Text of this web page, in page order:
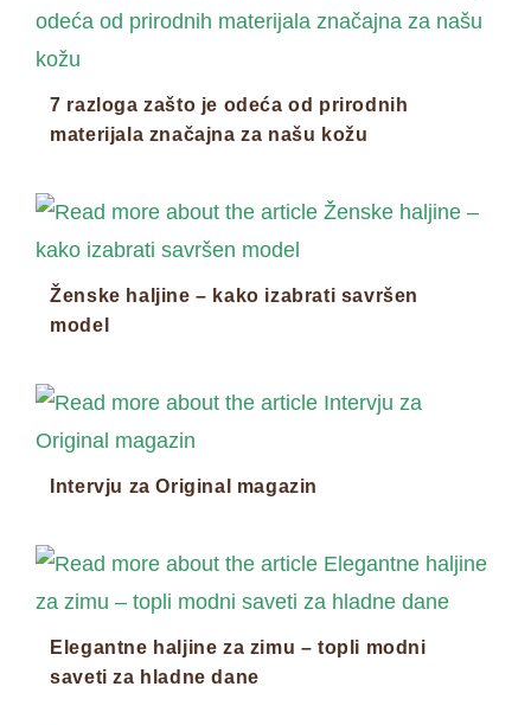
7 razloga zašto je odeća od prirodnih
materijala značajna za našu kožu
Ženske haljine – kako izabrati savršen
model
Intervju za Original magazin
Elegantne haljine za zimu – topli modni
saveti za hladne dane